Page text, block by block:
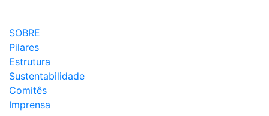
SOBRE
Pilares
Estrutura
Sustentabilidade
Comitês
Imprensa